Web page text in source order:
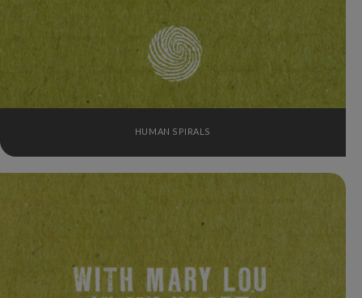
HUMAN SPIRALS